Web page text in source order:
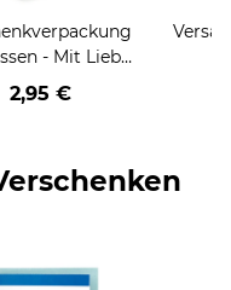
- Mit Liebe
geschenkt
2,95 €